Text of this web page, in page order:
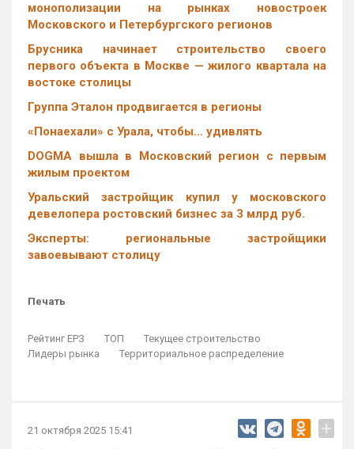
монополизации на рынках новостроек
Московского и Петербургского регионов
Брусника начинает строительство своего
первого объекта в Москве — жилого квартала на
востоке столицы
Группа Эталон продвигается в регионы
«Понаехали» с Урала, чтобы… удивлять
DOGMA вышла в Московский регион с первым
жилым проектом
Уральский застройщик купил у московского
девелопера ростовский бизнес за 3 млрд руб.
Эксперты: региональные застройщики
завоевывают столицу
Печать
Рейтинг ЕРЗ ТОП
Текущее строительство
Лидеры рынка
Территориальное распределение
21 октября 2025 15:41 +